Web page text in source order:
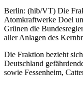
Berlin: (hib/VT) Die
Atomkraftwerke Doel
Grünen die
aller Anlagen des
Die Fraktion bezieht
Deutschland
sowie Fessenheim,